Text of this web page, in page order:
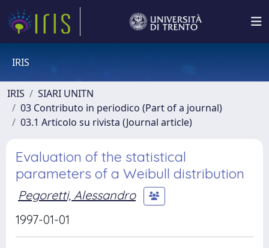
IRIS
IRIS
SIARI UNITN
03 Contributo in periodico (Part of a journal)
03.1 Articolo su rivista (Journal article)
Evaluation of the statistical
parameters of a Weibull distribution
Pegoretti, Alessandro
1997-01-01